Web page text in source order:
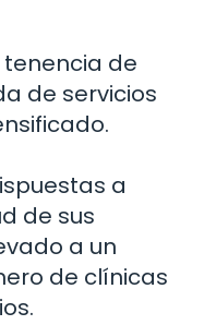
de
de servicios
a
de sus
a un
de clínicas